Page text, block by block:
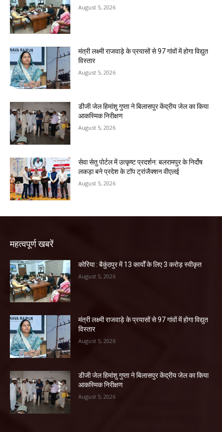
August 5, 2026
मंत्री लक्ष्मी राजवाड़े के प्रयासों से 97 गांवों में होगा विद्युत
विस्तार
August 5, 2026
डीजी जेल हिमांशु गुप्ता ने बिलासपुर केंद्रीय जेल का किया
आकस्मिक निरीक्षण
August 5, 2026
सेवा सेतु पोर्टल में उत्कृष्ट प्रदर्शन: बलरामपुर के निर्दोष
लकड़ा बने प्रदेश के टॉप ट्रांजैक्शन वीएलई
August 5, 2026
महत्वपूर्ण खबरें
कोरिया : बैकुंठपुर में 13 कार्यों के लिए 3 करोड़ स्वीकृत
August 5, 2026
मंत्री लक्ष्मी राजवाड़े के प्रयासों से 97 गांवों में होगा विद्युत
विस्तार
August 5, 2026
डीजी जेल हिमांशु गुप्ता ने बिलासपुर केंद्रीय जेल का किया
आकस्मिक निरीक्षण
August 5, 2026